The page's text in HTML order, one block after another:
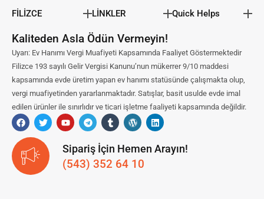
FİLİZCE LİNKLER Quick Helps
Kaliteden Asla Ödün Vermeyin!
Uyarı: Ev Hanımı Vergi Muafiyeti Kapsamında Faaliyet Göstermektedir
Filizce 193 sayılı Gelir Vergisi Kanunu’nun mükerrer 9/10 maddesi
kapsamında evde üretim yapan ev hanımı statüsünde çalışmakta olup,
vergi muafiyetinden yararlanmaktadır. Satışlar, basit usulde evde imal
edilen ürünler ile sınırlıdır ve ticari işletme faaliyeti kapsamında değildir.
Sipariş İçin Hemen Arayın!
(543) 352 64 10